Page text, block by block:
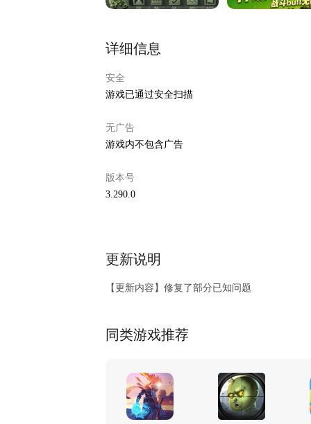
详细信息
安全
游戏已通过安全扫描
无广告
游戏内不包含广告
版本号
3.290.0
更新说明
【更新内容】修复了部分已知问题
同类游戏推荐